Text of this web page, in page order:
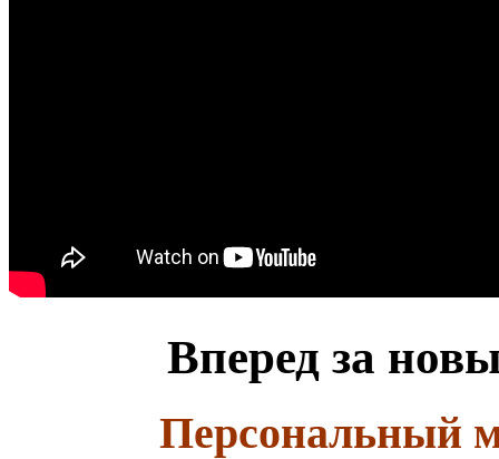
Вперед за
Персональный